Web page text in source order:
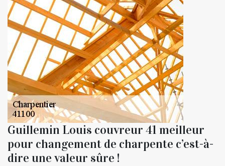
Guillemin Louis couvreur 41 meilleur
pour changement de charpente c’est-à-
dire une valeur sûre !